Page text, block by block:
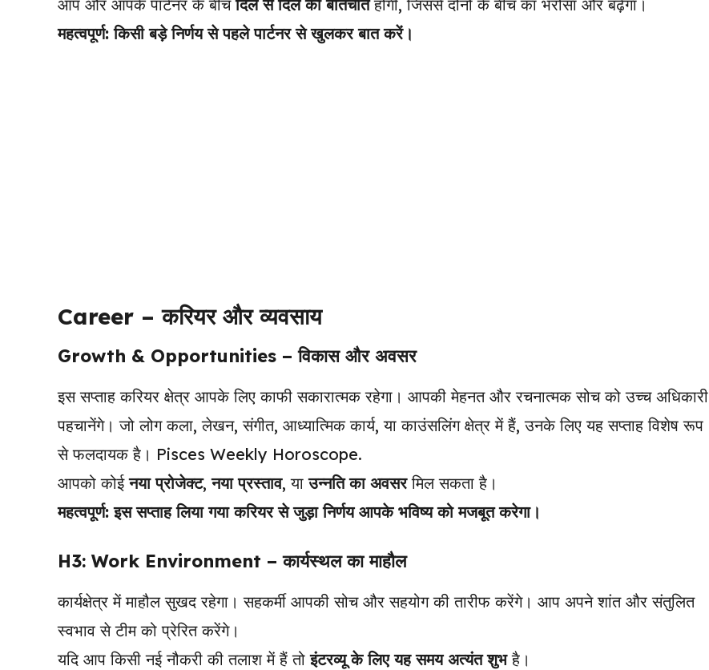
आप और आपके पार्टनर के बीचदिल से दिल की बातचीतहोगी, जिससे दोनों के बीच का भरोसा और बढ़ेगा।
महत्वपूर्ण: किसी बड़े निर्णय से पहले पार्टनर से खुलकर बात करें।
Career – करियर और व्यवसाय
Growth & Opportunities – विकास और अवसर
इस सप्ताह करियर क्षेत्र आपके लिए काफी सकारात्मक रहेगा। आपकी मेहनत और रचनात्मक सोच को उच्च अधिकारी
पहचानेंगे। जो लोग कला, लेखन, संगीत, आध्यात्मिक कार्य, या काउंसलिंग क्षेत्र में हैं, उनके लिए यह सप्ताह विशेष रूप
से फलदायक है। Pisces Weekly Horoscope.
आपको कोईनया प्रोजेक्ट,नया प्रस्ताव, याउन्नति का अवसरमिल सकता है।
महत्वपूर्ण: इस सप्ताह लिया गया करियर से जुड़ा निर्णय आपके भविष्य को मजबूत करेगा।
H3: Work Environment – कार्यस्थल का माहौल
कार्यक्षेत्र में माहौल सुखद रहेगा। सहकर्मी आपकी सोच और सहयोग की तारीफ करेंगे। आप अपने शांत और संतुलित
स्वभाव से टीम को प्रेरित करेंगे।
यदि आप किसी नई नौकरी की तलाश में हैं तोइंटरव्यू के लिए यह समय अत्यंत शुभहै।